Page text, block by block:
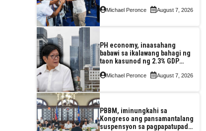
Michael Peronce August 7, 2026
PH economy, inaasahang
babawi sa ikalawang bahagi ng
taon kasunod ng 2.3% GDP
pagkaantala ng public
Michael Peronce August 7, 2026
PBBM, iminungkahi sa
Kongreso ang pansamantalang
suspensyon sa pagpapatupad